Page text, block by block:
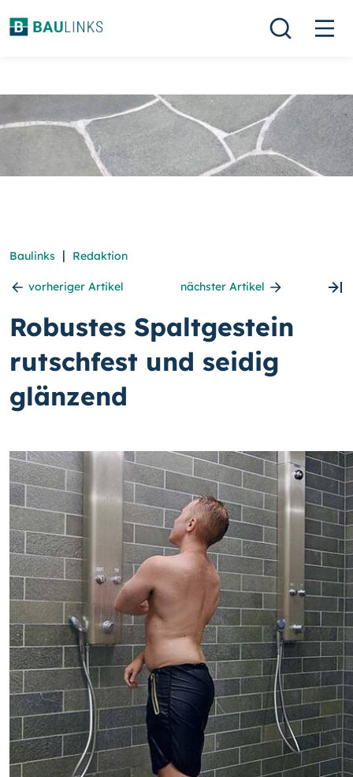
Baulinks | Redaktion
vorheriger Artikel nächster Artikel
Robustes Spaltgestein
rutschfest und seidig
glänzend